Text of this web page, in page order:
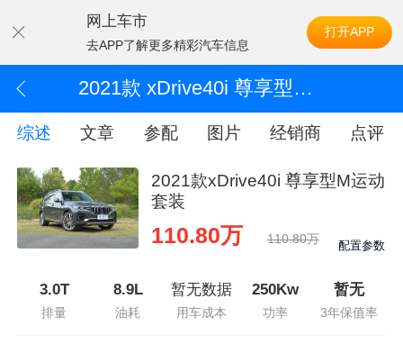
网上车市
去APP了解更多精彩汽车信息
打开APP
2021款 xDrive40i 尊享型M运动套装
综述 文章 参配 图片 经销商 点评
2021款xDrive40i 尊享型M运动
套装
110.80万 110.80万 配置参数
3.0T
排量
8.9L
油耗
暂无数据
用车成本
250Kw
功率
暂无
3年保值率